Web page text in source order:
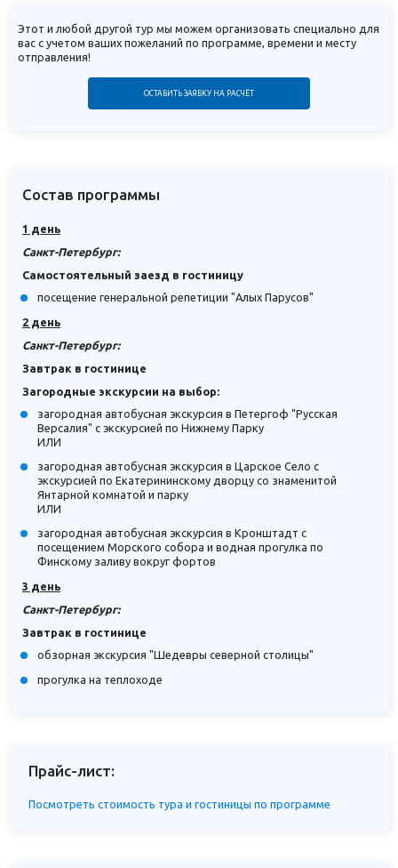
Этот и любой другой тур мы можем организовать специально для
вас с учетом ваших пожеланий по программе, времени и месту
отправления!
ОСТАВИТЬ ЗАЯВКУ НА РАСЧЁТ
Состав программы
1 день
Санкт-Петербург:
Самостоятельный заезд в гостиницу
посещение генеральной репетиции "Алых Парусов"
2 день
Санкт-Петербург:
Завтрак в гостинице
Загородные экскурсии на выбор:
загородная автобусная экскурсия в Петергоф "Русская
Версалия" с экскурсией по Нижнему Парку
ИЛИ
загородная автобусная экскурсия в Царское Село с
экскурсией по Екатерининскому дворцу со знаменитой
Янтарной комнатой и парку
ИЛИ
загородная автобусная экскурсия в Кронштадт с
посещением Морского собора и водная прогулка по
Финскому заливу вокруг фортов
3 день
Санкт-Петербург:
Завтрак в гостинице
обзорная экскурсия "Шедевры северной столицы"
прогулка на теплоходе
Прайс-лист:
Посмотреть стоимость тура и гостиницы по программе